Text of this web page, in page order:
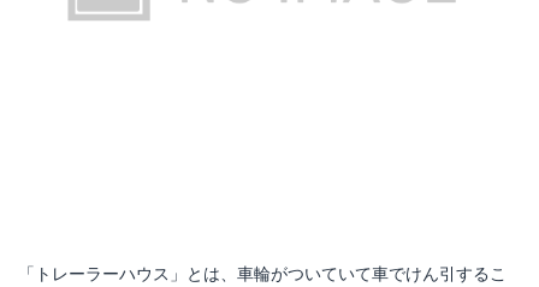
「トレーラーハウス」とは、車輪がついていて車でけん引するこ